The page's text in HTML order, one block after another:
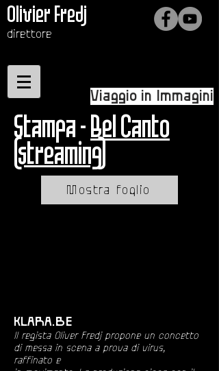
Olivier Fredj
direttore
Viaggio in Immagini
Stampa - Bel Canto
(streaming)
Mostra foglio
KLARA.BE
Il regista Oliver Fredj propone un concetto
di messa in scena a prova di virus,
raffinato e